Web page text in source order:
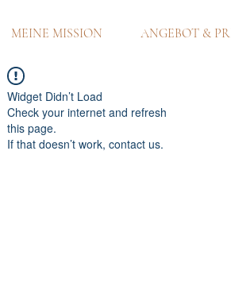
MEINE MISSION ANGEBOT &
Widget Didn’t Load
Check your internet and refresh
this page.
If that doesn’t work, contact us.